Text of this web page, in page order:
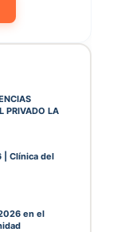
PRIVADO LA
| Clínica del
en el